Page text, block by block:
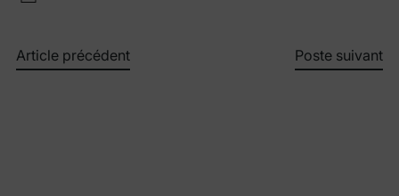
Article précédent Poste suivant